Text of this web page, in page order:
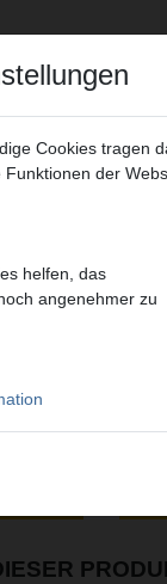
Cookies tragen
der
helfen, das
angenehmer zu